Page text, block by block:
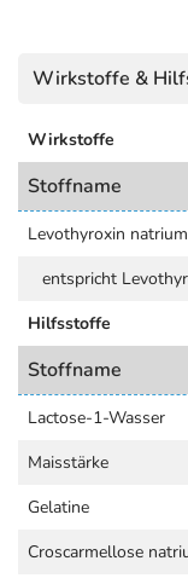
Wirkstoffe &
Wirkstoffe
Stoffname
Levothyroxin natrium
entspricht
Hilfsstoffe
Stoffname
Lactose-1-Wasser
Maisstärke
Gelatine
Croscarmellose